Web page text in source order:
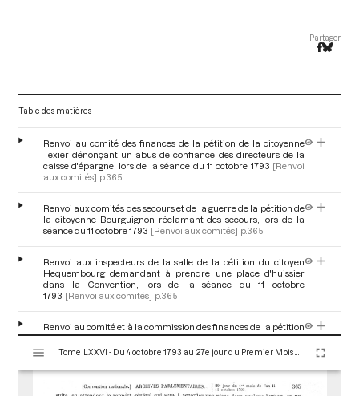
Partager
Table des matières
Renvoi au comité des finances de la pétition de la citoyenne
Texier dénonçant un abus de confiance des directeurs de la
caisse d'épargne, lors de la séance du 11 octobre 1793 [Renvoi
aux comités] p.365
Renvoi aux comités des secours et de la guerre de la pétition de
la citoyenne Bourguignon réclamant des secours, lors de la
séance du 11 octobre 1793 [Renvoi aux comités] p.365
Renvoi aux inspecteurs de la salle de la pétition du citoyen
Hequembourg demandant à prendre une place d'huissier
dans la Convention, lors de la séance du 11 octobre
1793 [Renvoi aux comités] p.365
Renvoi au comité et à la commission des finances de la pétition
du citoyen Lacornée relative à l'administration de la caisse
générale de commerce, lors de la séance du 11 octobre
1793
Renvoi aux inspecteurs de la salle de la pétition du citoyen
s